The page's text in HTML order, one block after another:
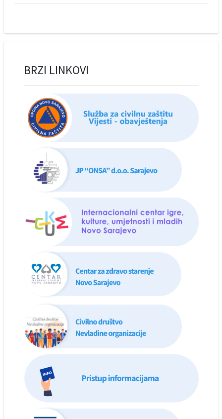
BRZI LINKOVI